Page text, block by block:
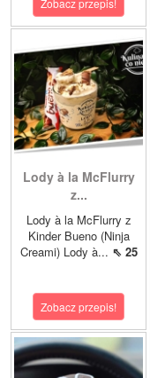
Zobacz przepis!
Lody à la McFlurry
z...
Lody à la McFlurry z
Kinder Bueno (Ninja
Creami) Lody à... ⇖ 25
Zobacz przepis!